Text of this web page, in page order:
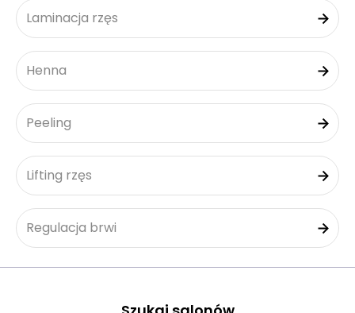
Laminacja rzęs
Henna
Peeling
Lifting rzęs
Regulacja brwi